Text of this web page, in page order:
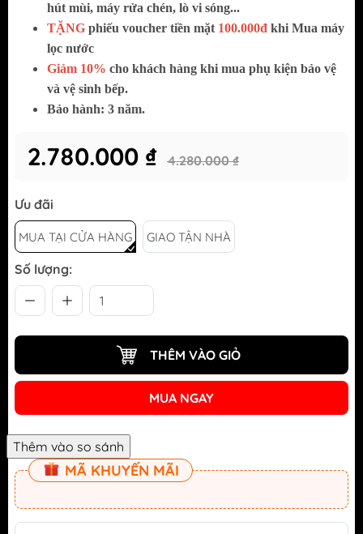
hút mùi, máy rửa chén, lò vi sóng...
TẶNG phiếu voucher tiền mặt 100.000đ khi Mua máy
lọc nước
Giảm 10% cho khách hàng khi mua phụ kiện bảo vệ
và vệ sinh bếp.
Bảo hành: 3 năm.
2.780.000 ₫ 4.280.000 ₫
Ưu đãi
MUA TẠI CỬA HÀNG GIAO TẬN NHÀ
Số lượng:
THÊM VÀO GIỎ
MUA NGAY
MÃ KHUYẾN MÃI